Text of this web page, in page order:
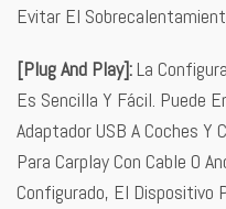
Evitar El
[Plug And Play]: La
Es Sencilla Y Fácil. Puede
Adaptador USB A Coches Y
Para Carplay Con Cable O
Configurado, El Dispositivo